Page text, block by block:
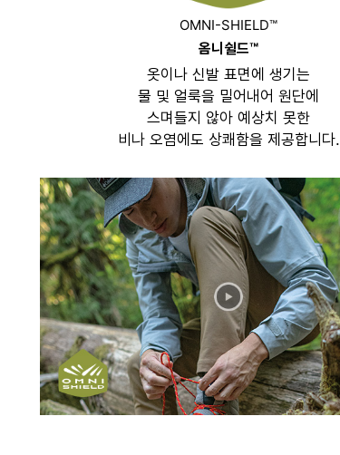
OMNI-SHIELD™
옴니쉴드™
옷이나 신발 표면에 생기는
물 및 얼룩을 밀어내어 원단에
스며들지 않아 예상치 못한
비나 오염에도 상쾌함을 제공합니다.